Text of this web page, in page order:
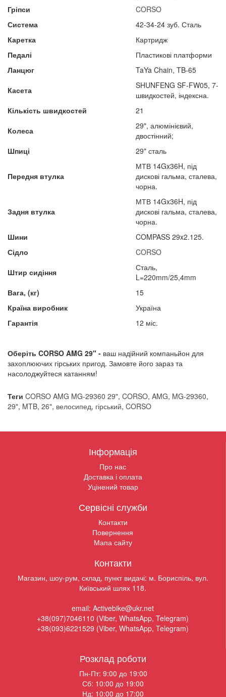
Гріпси
CORSO
Система
42-34-24 зуб. Сталь
Каретка
Картридж
Педалі
Пластикові платформи
Ланцюг
TaYa Chain, TB-65
Касета
SHUNFENG SF-FW05, 7-
швидкостей, індексна.
Кількість швидкостей
21
Колеса
29", алюмінієвий,
двостінний;
Шпиці
29" сталь
Передня втулка
МТВ 14Gx36H, під
дискові гальма, сталева,
чорна.
Задня втулка
МТВ 14Gx36H, під
дискові гальма, сталева,
чорна.
Шини
COMPASS 29x2.125.
Сідло
CORSO
Штир сидіння
Сталь,
L=220mm/25,4mm
Вага, (кг)
15
Країна виробник
Україна
Гарантія
12 міс.
Оберіть CORSO AMG 29" - ваш надійний компаньйон для
захоплюючих гірських пригод. Замовте його зараз та
насолоджуйтеся катанням!
Теги CORSO AMG MG-29360 29", CORSO, AMG, MG-29360,
29", MTB, 26", велосипед, гірський, CORSO
Інформація
Про нас
Доставка і оплата
Уцінений товар
Сервісні служби
Контакти
Повернення
Мапа сайту
Контакти
Магазин, шоу-рум, склад, пункт видачі: м. Бориспіль, вул.
Київський шлях 118.
email: Activebike@ukr.net
+38(097)7046110 (Viber, WhatsApp, Telegram)
+38(093)6221529 (Viber, WhatsApp, Telegram)
Розклад роботи
Пн-Пт: 9:00 до 19:00
Сб: 10:00 до 19:00
Нд: 10:00 до 17:00